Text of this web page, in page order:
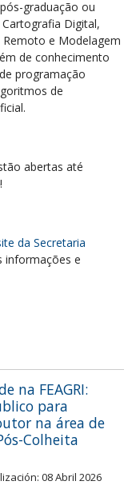
graduação ou
Digital,
e Modelagem
de conhecimento
programação
de
.
abertas até
!
da Secretaria
informações e
na FEAGRI:
para
na área de
Colheita
08 Abril 2026